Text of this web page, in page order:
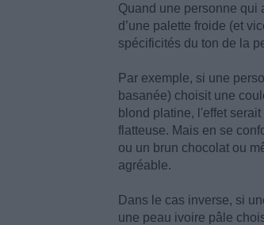
Quand une personne qui
d’une palette froide (et
spécificités du ton de la
Par exemple, si une
basanée) choisit une
blond platine, l'effet
flatteuse. Mais en se
ou un brun chocolat ou
agréable.
Dans le cas inverse, si
une peau ivoire pâle